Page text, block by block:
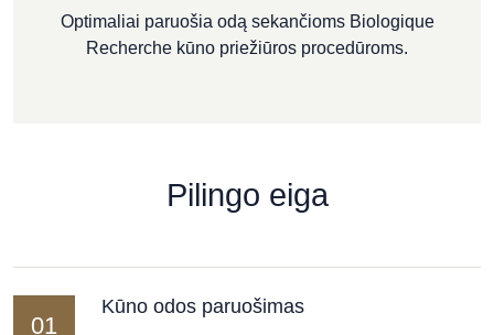
Optimaliai paruošia odą sekančioms Biologique
Recherche kūno priežiūros procedūroms.
Pilingo eiga
01
Kūno odos paruošimas